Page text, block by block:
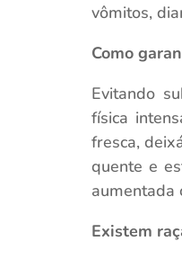
vômitos,
Como
Evitando
física
fresca,
quente e
aumentada
Existem